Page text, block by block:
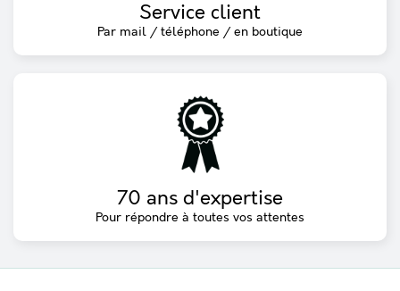
Service client
Par mail / téléphone / en boutique
70 ans d'expertise
Pour répondre à toutes vos attentes